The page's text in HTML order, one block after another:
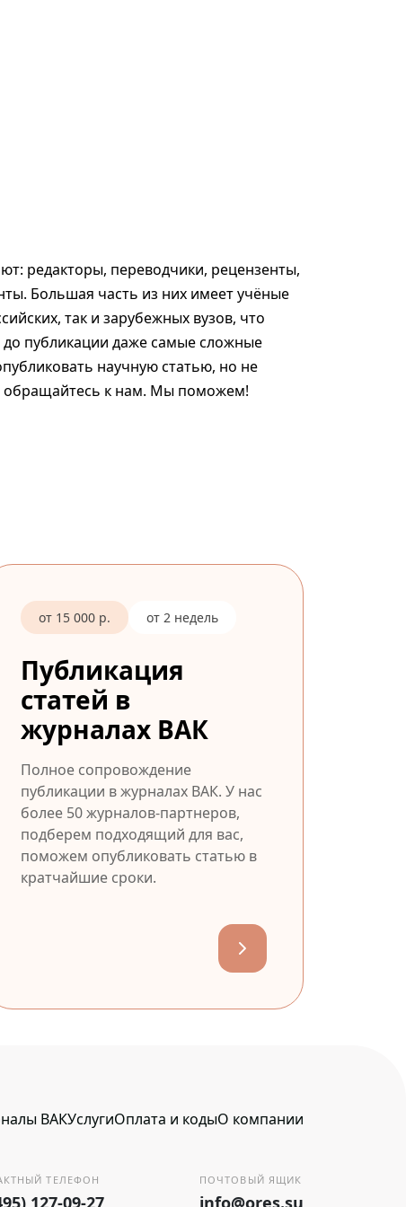
редакторы, переводчики, рецензенты,
Большая часть из них имеет учёные
так и зарубежных вузов, что
публикации даже самые сложные
научную статью, но не
обращайтесь к нам. Мы поможем!
от 15 000 р. от 2 недель
Публикация
статей в
журналах ВАК
Полное сопровождение
публикации в журналах ВАК. У нас
более 50 журналов-партнеров,
подберем подходящий для вас,
поможем опубликовать статью в
кратчайшие сроки.
ВАКУслугиОплата и кодыО компании
ТЕЛЕФОН
127-09-27
ПОЧТОВЫЙ ЯЩИК
info@ores.su